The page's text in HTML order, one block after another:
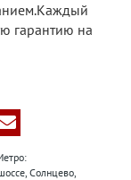
гарантию на
Солнцево,